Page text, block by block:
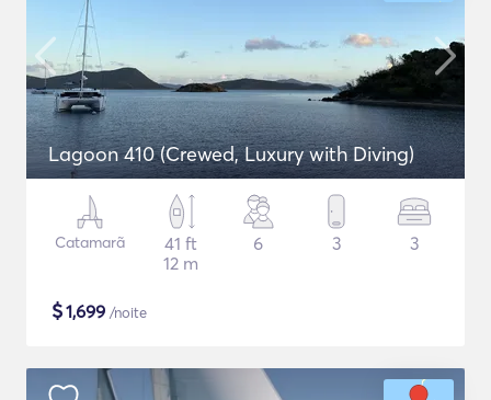
Lagoon 410 (Crewed, Luxury with Diving)
Catamarã
41 ft
12 m
6 3 3
$1,699 /noite